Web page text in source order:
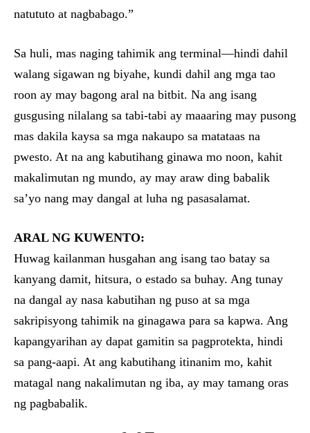
natututo at nagbabago.”
Sa huli, mas naging tahimik ang terminal—hindi dahil
walang sigawan ng biyahe, kundi dahil ang mga tao
roon ay may bagong aral na bitbit. Na ang isang
gusgusing nilalang sa tabi-tabi ay maaaring may pusong
mas dakila kaysa sa mga nakaupo sa matataas na
pwesto. At na ang kabutihang ginawa mo noon, kahit
makalimutan ng mundo, ay may araw ding babalik
sa’yo nang may dangal at luha ng pasasalamat.
ARAL NG KUWENTO:
Huwag kailanman husgahan ang isang tao batay sa
kanyang damit, hitsura, o estado sa buhay. Ang tunay
na dangal ay nasa kabutihan ng puso at sa mga
sakripisyong tahimik na ginagawa para sa kapwa. Ang
kapangyarihan ay dapat gamitin sa pagprotekta, hindi
sa pang-aapi. At ang kabutihang itinanim mo, kahit
matagal nang nakalimutan ng iba, ay may tamang oras
ng pagbabalik.